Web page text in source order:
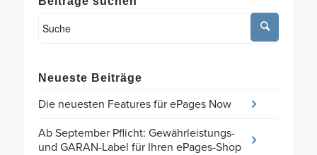
Neueste Beiträge
Die neuesten Features für ePages Now
Ab September Pflicht: Gewährleistungs-
und GARAN-Label für Ihren ePages-Shop